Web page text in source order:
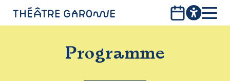
PROGRAMME
INFOS PRATIQUES
Programme